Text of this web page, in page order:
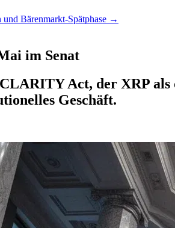
Bärenmarkt-Spätphase →
im Senat
Act, der XRP
Geschäft.